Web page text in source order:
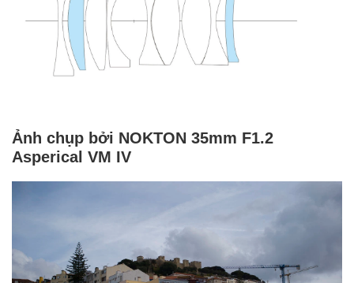
Ảnh chụp bởi NOKTON 35mm F1.2
Asperical VM IV